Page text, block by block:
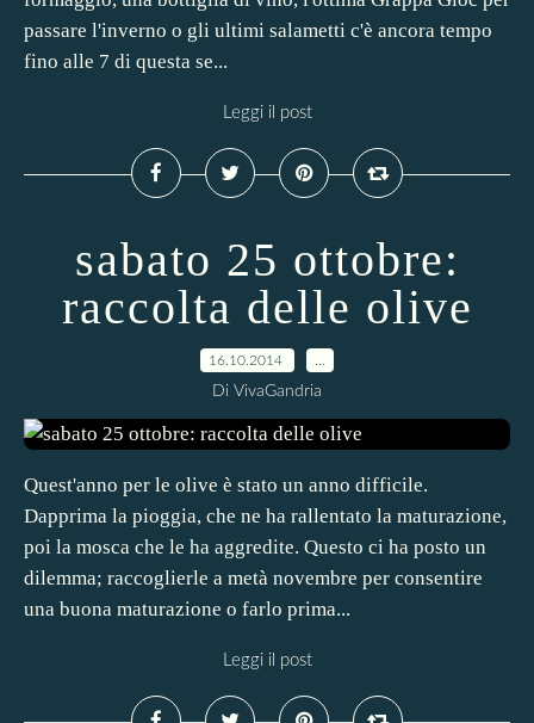
passare l'inverno o gli ultimi salametti c'è ancora tempo
fino alle 7 di questa se...
Leggi il post
sabato 25 ottobre:
raccolta delle olive
16.10.2014
Di VivaGandria
Quest'anno per le olive è stato un anno difficile.
Dapprima la pioggia, che ne ha rallentato la maturazione,
poi la mosca che le ha aggredite. Questo ci ha posto un
dilemma; raccoglierle a metà novembre per consentire
una buona maturazione o farlo prima...
Leggi il post